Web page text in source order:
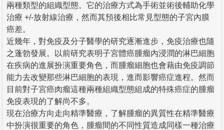
兩種類型的組織型態。它的治療方式為手術並術後輔助化學
治療 +/-放射線治療，然而其預後相比常見型態的子宮內膜
癌差。
近幾年，對免疫及分子醫學的研究逐漸進步，免疫治療也隨
之蓬勃發展。以前研究表明子宮體癌腫瘤內浸潤的淋巴細胞
在疾病的進展扮演重要角色，而腫瘤細胞也會藉由免疫調節
能力去改變那些淋巴細胞的表現，進而影響癌症進程。然而
目前對子宮癌肉瘤這種兩種組織型態組成的特殊癌症的腫瘤
免疫表現的了解尚不多。
現在治療方向走向精準醫療，了解腫瘤的異質性在精準醫療
中扮演很重要的角色，腫瘤間的不同性質造成同樣一種治療